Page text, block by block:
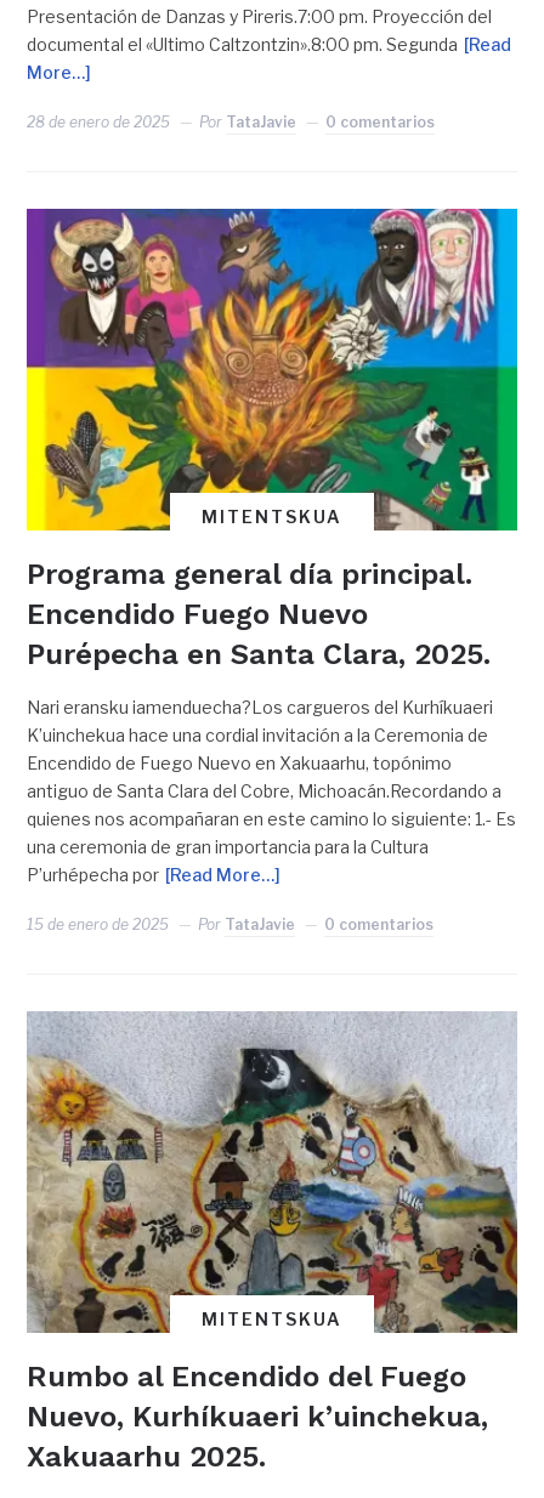
Presentación de Danzas y Pireris.7:00 pm. Proyección del
documental el «Ultimo Caltzontzin».8:00 pm. Segunda [Read
More…]
28 de enero de 2025 Por TataJavie 0 comentarios
MITENTSKUA
Programa general día principal.
Encendido Fuego Nuevo
Purépecha en Santa Clara, 2025.
Nari eransku iamenduecha?Los cargueros del Kurhíkuaeri
K’uinchekua hace una cordial invitación a la Ceremonia de
Encendido de Fuego Nuevo en Xakuaarhu, topónimo
antiguo de Santa Clara del Cobre, Michoacán.Recordando a
quienes nos acompañaran en este camino lo siguiente: 1.- Es
una ceremonia de gran importancia para la Cultura
P’urhépecha por [Read More…]
15 de enero de 2025 Por TataJavie 0 comentarios
MITENTSKUA
Rumbo al Encendido del Fuego
Nuevo, Kurhíkuaeri k’uinchekua,
Xakuaarhu 2025.